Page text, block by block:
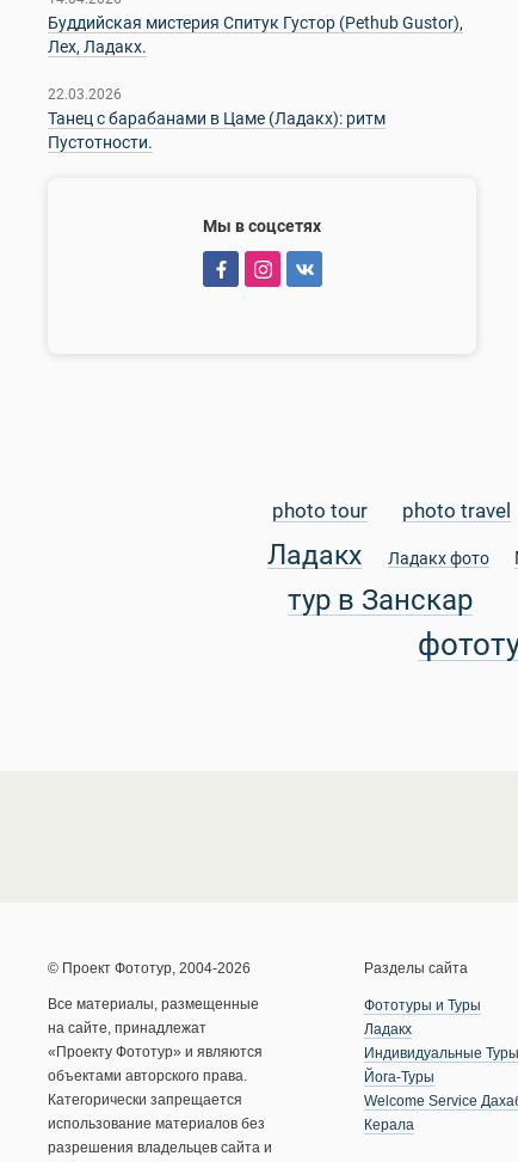
Буддийская мистерия Спитук Густор (Pethub Gustor),
Лех, Ладакх.
22.03.2026
Танец с барабанами в Цаме (Ладакх): ритм
Пустотности.
Мы в соцсетях
photo tour photo travel
Ладакх Ладакх фото
тур в Занскар
© Проект Фототур, 2004-2026
Все материалы, размещенные
на сайте, принадлежат
«Проекту Фототур» и являются
объектами авторского права.
Категорически запрещается
использование материалов без
разрешения владельцев сайта и
Разделы сайта
Фототуры и Туры
Ладакх
Индивидуальные Туры
Йога-Туры
Welcome Service
Керала